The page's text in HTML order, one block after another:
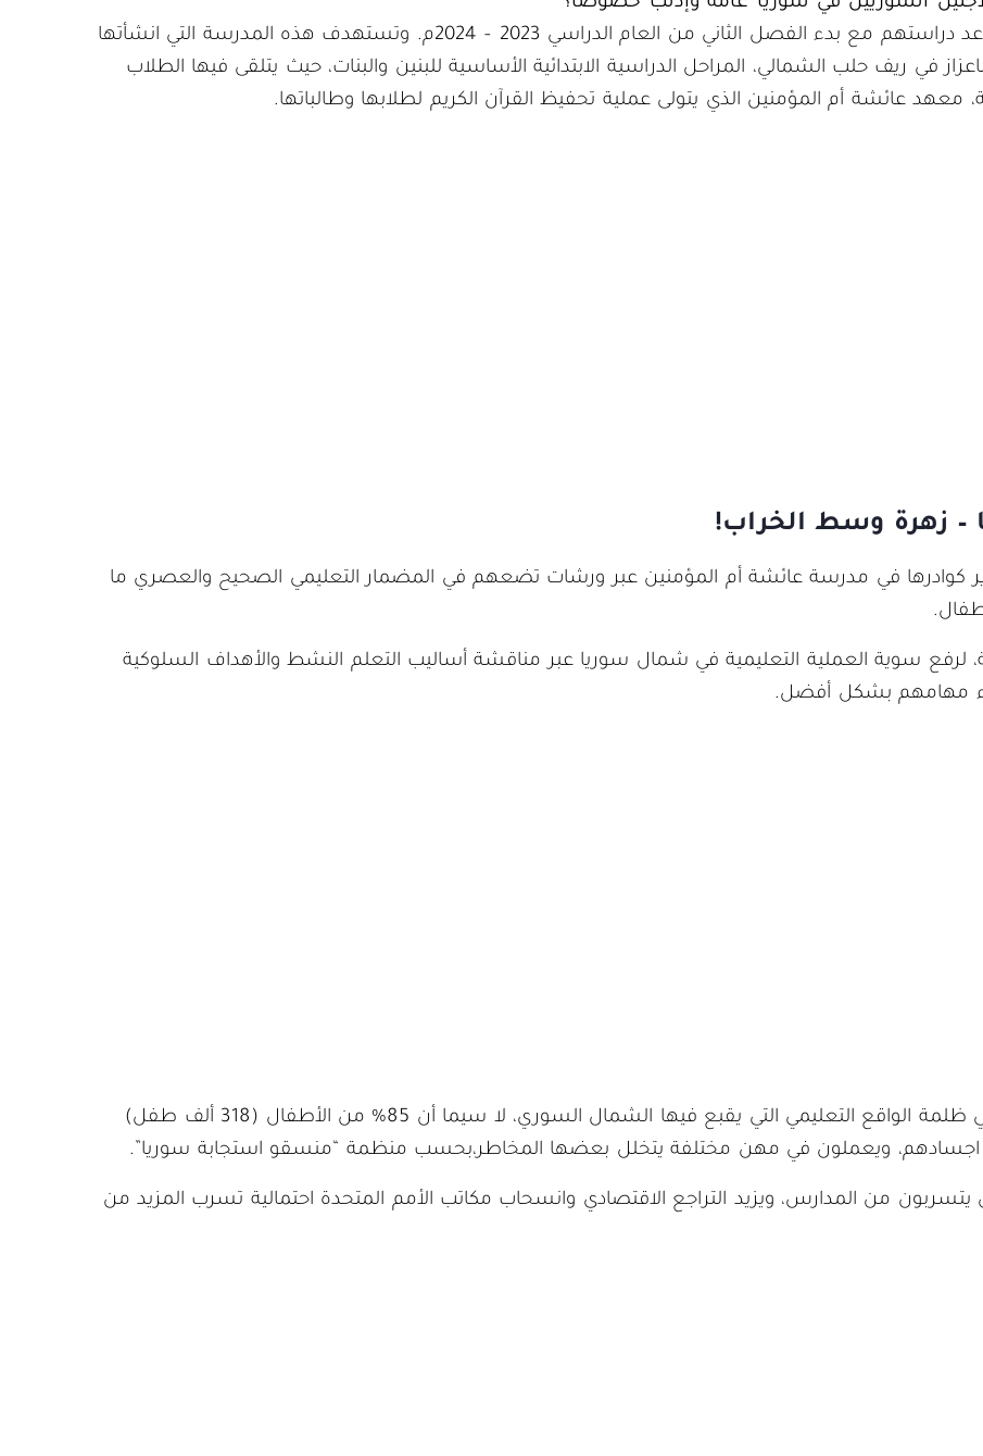
عاد طلاب مدرسة عائشة أم المؤمنين، إلى مقاعد دراستهم مع بدء الفصل الثاني من العام الدراسي 2023 – 2024م. وتستهدف هذه المدرسة التي انشأتها
في ريف حلب الشمالي، المراحل الدراسية الابتدائية الأساسية للبنين والبنات، حيث يتلقى فيها الطلاب
عائشة أم المؤمنين الذي يتولى عملية تحفيظ القرآن الكريم لطلابها وطالباتها.
زهرة وسط الخراب!
كوادرها في مدرسة عائشة أم المؤمنين عبر ورشات تضعهم في المضمار التعليمي الصحيح والعصري ما
لرفع سوية العملية التعليمية في شمال سوريا عبر مناقشة أساليب التعلم النشط والأهداف السلوكية
مهامهم بشكل أفضل.
تعد مدرسة عائشة أم المؤمنين بصيص نور في ظلمة الواقع التعليمي التي يقبع فيها الشمال السوري، لا سيما أن 85% من الأطفال (318 ألف طفل)
اجسادهم، ويعملون في مهن مختلفة يتخلل بعضها المخاطر،بحسب منظمة “منسقو استجابة سوريا”.
أن طفلين من كل 5 أطفال يتسربون من المدارس، ويزيد التراجع الاقتصادي وانسحاب مكاتب الأمم المتحدة احتمالية تسرب المزيد من